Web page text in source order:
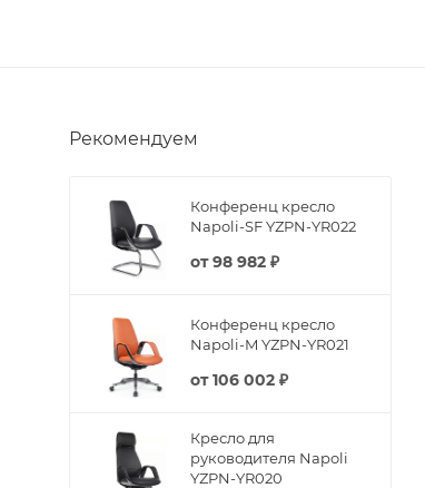
Рекомендуем
Конференц кресло
Napoli-SF YZPN-YR022
от98 982 ₽
Конференц кресло
Napoli-M YZPN-YR021
от106 002 ₽
Кресло для
руководителя Napoli
YZPN-YR020